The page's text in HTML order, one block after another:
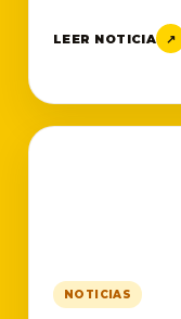
LEER NOTICIA ↗
NOTICIAS